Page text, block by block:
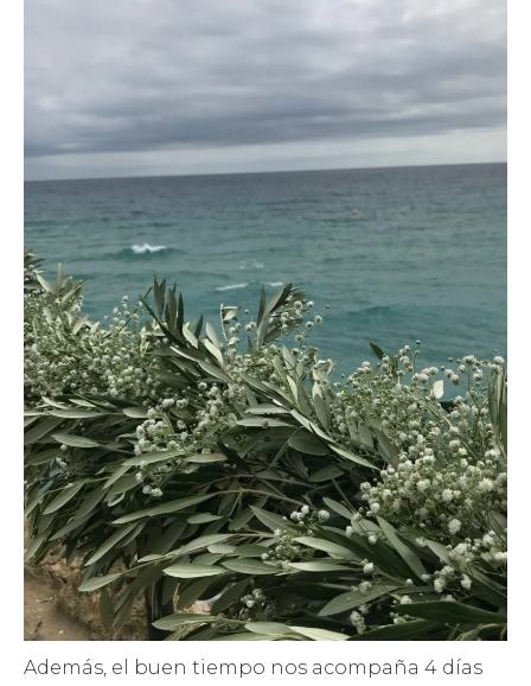
Además, el buen tiempo nos acompaña 4 días